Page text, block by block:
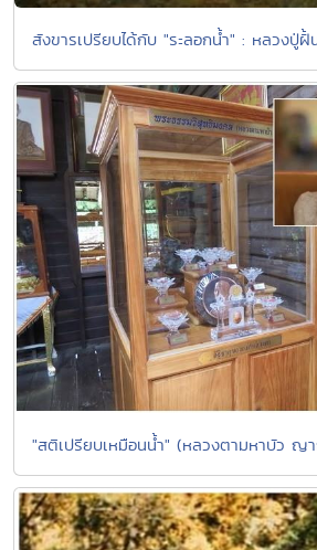
สังขารเปรียบได้กับ "ระลอกน้ำ" : หลวงปู่ฝั้
"สติเปรียบเหมือนน้ำ" (หลวงตามหาบัว ญ